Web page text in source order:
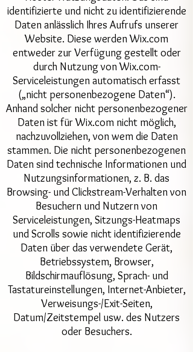
identifizierte und nicht zu identifizierende
Daten anlässlich Ihres Aufrufs unserer
Website. Diese werden Wix.com
entweder zur Verfügung gestellt oder
durch Nutzung von Wix.com-
Serviceleistungen automatisch erfasst
(„nicht personenbezogene Daten“).
Anhand solcher nicht personenbezogener
Daten ist für Wix.com nicht möglich,
nachzuvollziehen, von wem die Daten
stammen. Die nicht personenbezogenen
Daten sind technische Informationen und
Nutzungsinformationen, z. B. das
Browsing- und Clickstream-Verhalten von
Besuchern und Nutzern von
Serviceleistungen, Sitzungs-Heatmaps
und Scrolls sowie nicht identifizierende
Daten über das verwendete Gerät,
Betriebssystem, Browser,
Bildschirmauflösung, Sprach- und
Tastatureinstellungen, Internet-Anbieter,
Verweisungs-/Exit-Seiten,
Datum/Zeitstempel usw. des Nutzers
oder Besuchers.